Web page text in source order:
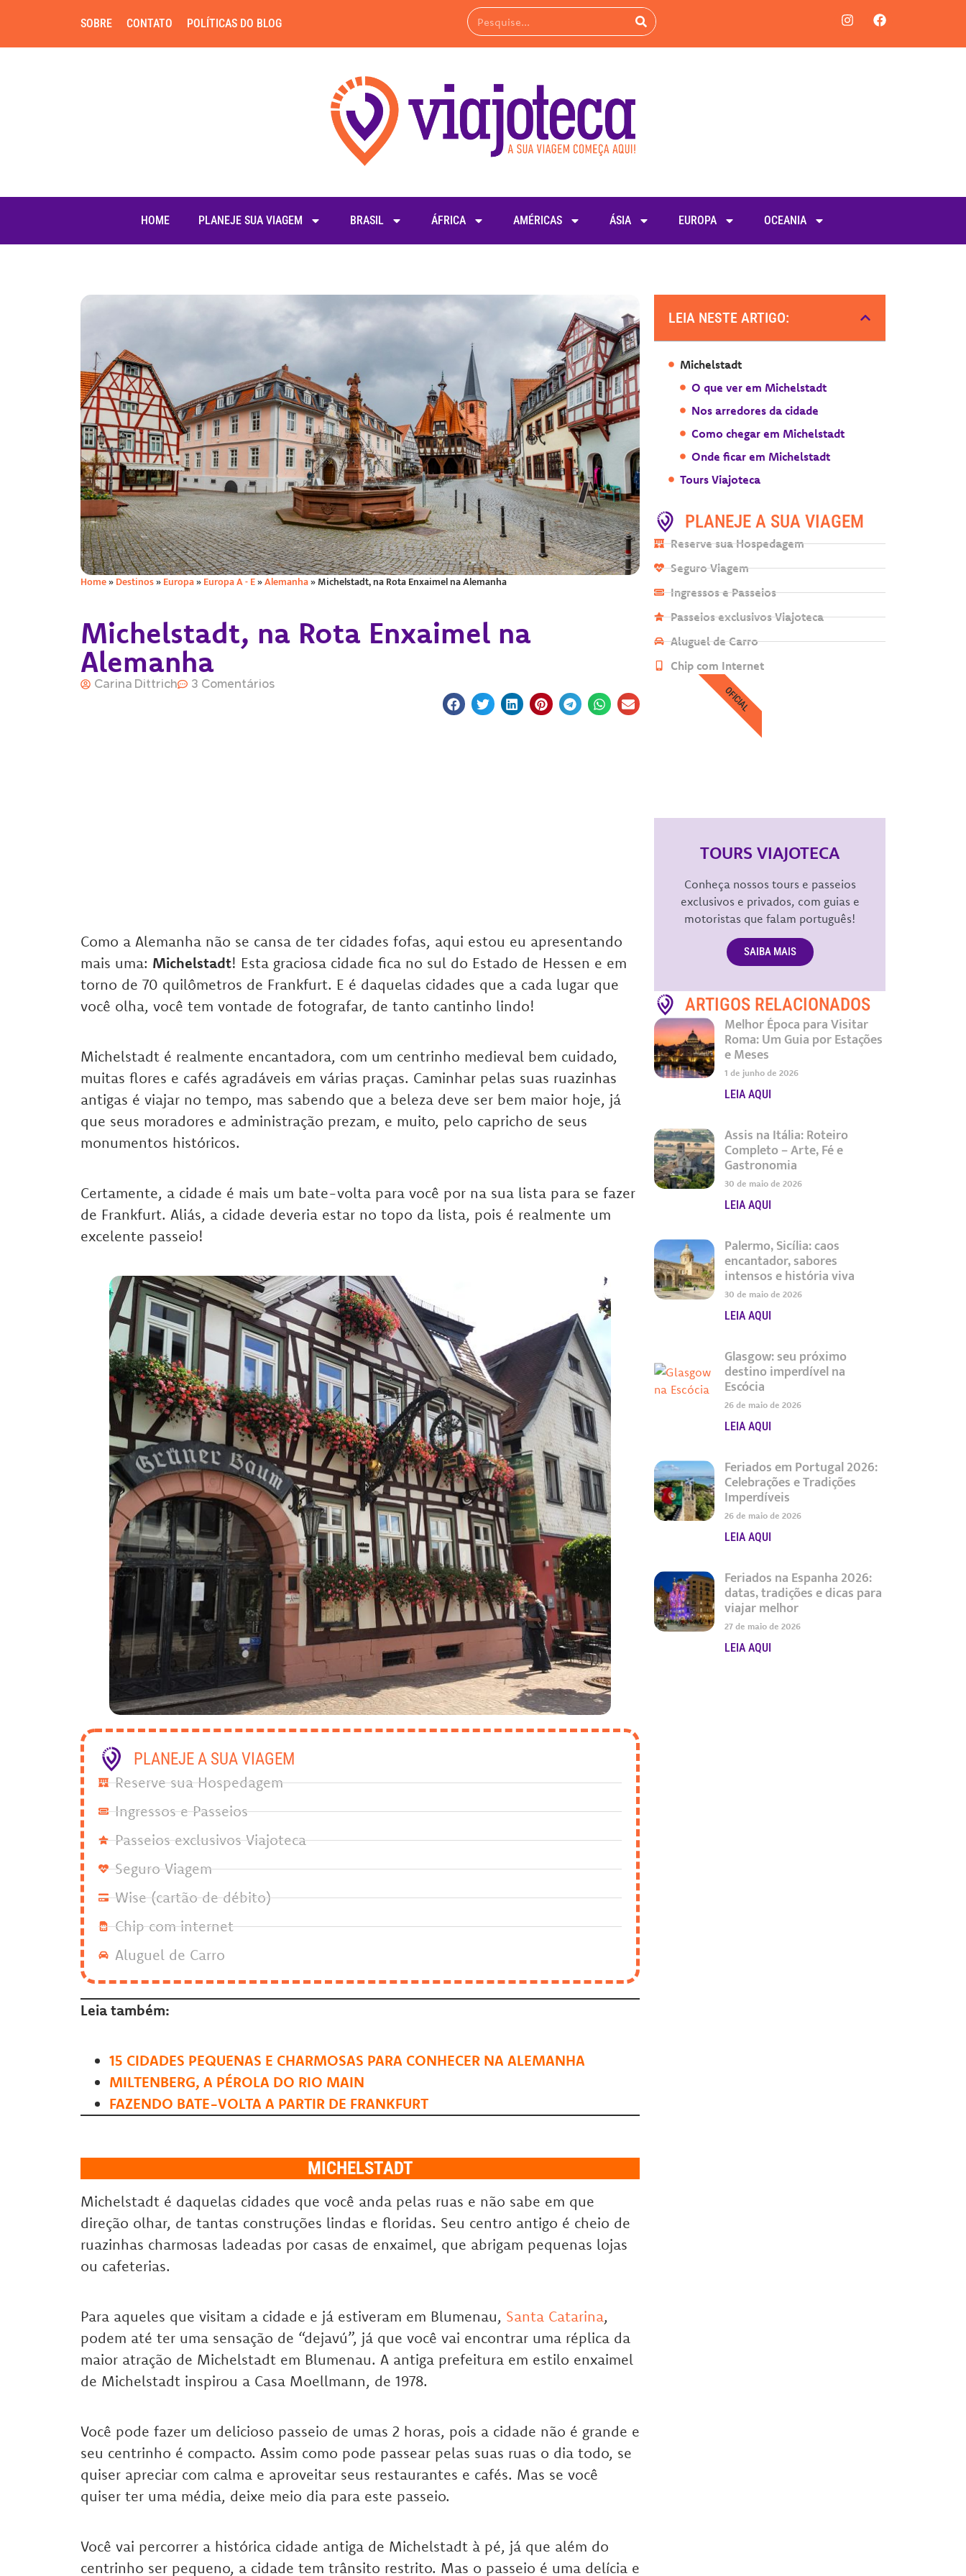
SOBRE CONTATO POLÍTICAS DO BLOG
HOME PLANEJE SUA VIAGEM BRASIL ÁFRICA AMÉRICAS ÁSIA EUROPA OCEANIA
Home»Destinos»Europa»Europa A - E»Alemanha»Michelstadt, na Rota Enxaimel na Alemanha
Michelstadt, na Rota Enxaimel na
Alemanha
Carina Dittrich 3 Comentários
Como a Alemanha não se cansa de ter cidades fofas, aqui estou eu apresentando
mais uma: Michelstadt! Esta graciosa cidade fica no sul do Estado de Hessen e em
torno de 70 quilômetros de Frankfurt. E é daquelas cidades que a cada lugar que
você olha, você tem vontade de fotografar, de tanto cantinho lindo!
Michelstadt é realmente encantadora, com um centrinho medieval bem cuidado,
muitas flores e cafés agradáveis em várias praças. Caminhar pelas suas ruazinhas
antigas é viajar no tempo, mas sabendo que a beleza deve ser bem maior hoje, já
que seus moradores e administração prezam, e muito, pelo capricho de seus
monumentos históricos.
Certamente, a cidade é mais um bate-volta para você por na sua lista para se fazer
de Frankfurt. Aliás, a cidade deveria estar no topo da lista, pois é realmente um
excelente passeio!
PLANEJE A SUA VIAGEM
Reserve sua Hospedagem
Ingressos e Passeios
Passeios exclusivos Viajoteca
Seguro Viagem
Wise (cartão de débito)
Chip com internet
Aluguel de Carro
Leia também:
15 CIDADES PEQUENAS E CHARMOSAS PARA CONHECER NA ALEMANHA
MILTENBERG, A PÉROLA DO RIO MAIN
FAZENDO BATE-VOLTA A PARTIR DE FRANKFURT
MICHELSTADT
Michelstadt é daquelas cidades que você anda pelas ruas e não sabe em que
direção olhar, de tantas construções lindas e floridas. Seu centro antigo é cheio de
ruazinhas charmosas ladeadas por casas de enxaimel, que abrigam pequenas lojas
ou cafeterias.
Para aqueles que visitam a cidade e já estiveram em Blumenau, Santa Catarina,
podem até ter uma sensação de “dejavú”, já que você vai encontrar uma réplica da
maior atração de Michelstadt em Blumenau. A antiga prefeitura em estilo enxaimel
de Michelstadt inspirou a Casa Moellmann, de 1978.
Você pode fazer um delicioso passeio de umas 2 horas, pois a cidade não é grande e
seu centrinho é compacto. Assim como pode passear pelas suas ruas o dia todo, se
quiser apreciar com calma e aproveitar seus restaurantes e cafés. Mas se você
quiser ter uma média, deixe meio dia para este passeio.
Você vai percorrer a histórica cidade antiga de Michelstadt à pé, já que além do
centrinho ser pequeno, a cidade tem trânsito restrito. Mas o passeio é uma delícia e
LEIA NESTE ARTIGO:
Michelstadt
O que ver em Michelstadt
Nos arredores da cidade
Como chegar em Michelstadt
Onde ficar em Michelstadt
Tours Viajoteca
PLANEJE A SUA VIAGEM
Reserve sua Hospedagem
Seguro Viagem
Ingressos e Passeios
Passeios exclusivos Viajoteca
Aluguel de Carro
Chip com Internet
TOURS VIAJOTECA
Conheça nossos tours e passeios
exclusivos e privados, com guias e
motoristas que falam português!
SAIBA MAIS
OFICIAL
ARTIGOS RELACIONADOS
Melhor Época para Visitar
Roma: Um Guia por Estações
e Meses
1 de junho de 2026
LEIA AQUI
Assis na Itália: Roteiro
Completo – Arte, Fé e
Gastronomia
30 de maio de 2026
LEIA AQUI
Palermo, Sicília: caos
encantador, sabores
intensos e história viva
30 de maio de 2026
LEIA AQUI
Glasgow: seu próximo
destino imperdível na
Escócia
26 de maio de 2026
LEIA AQUI
Feriados em Portugal 2026:
Celebrações e Tradições
Imperdíveis
26 de maio de 2026
LEIA AQUI
Feriados na Espanha 2026:
datas, tradições e dicas para
viajar melhor
27 de maio de 2026
LEIA AQUI